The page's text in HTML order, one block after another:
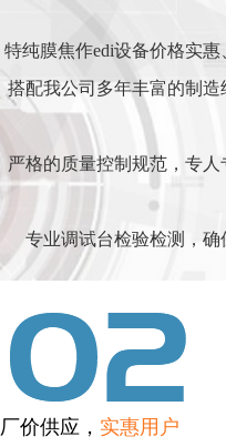
特纯膜焦作edi设备价格实
搭配我公司多年丰富的制
严格的质量控制规范，专
专业调试台检验检测，确
厂价供应， 实惠用户